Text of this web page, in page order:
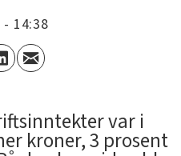
- 14:38
var i
kroner, 3 prosent